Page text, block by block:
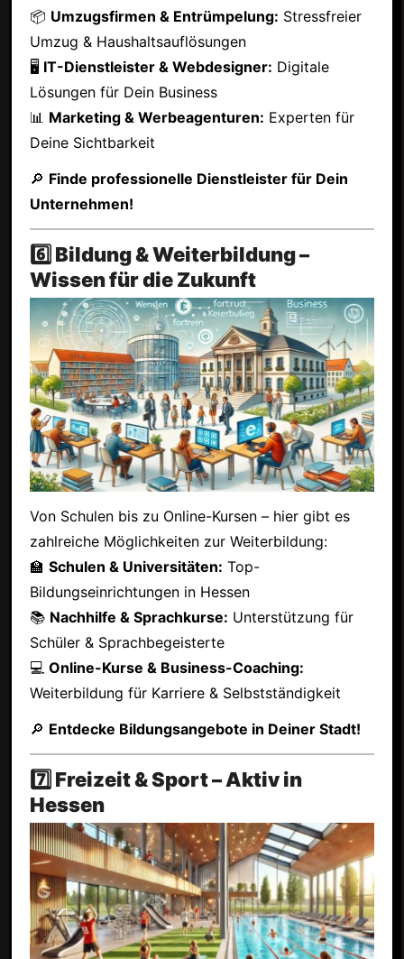
📦 Umzugsfirmen & Entrümpelung: Stressfreier
Umzug & Haushaltsauflösungen
🖥 IT-Dienstleister & Webdesigner: Digitale
Lösungen für Dein Business
📊 Marketing & Werbeagenturen: Experten für
Deine Sichtbarkeit
🔎 Finde professionelle Dienstleister für Dein
Unternehmen!
6️⃣ Bildung & Weiterbildung –
Wissen für die Zukunft
Von Schulen bis zu Online-Kursen – hier gibt es
zahlreiche Möglichkeiten zur Weiterbildung:
🏫 Schulen & Universitäten: Top-
Bildungseinrichtungen in Hessen
📚 Nachhilfe & Sprachkurse: Unterstützung für
Schüler & Sprachbegeisterte
💻 Online-Kurse & Business-Coaching:
Weiterbildung für Karriere & Selbstständigkeit
🔎 Entdecke Bildungsangebote in Deiner Stadt!
7️⃣ Freizeit & Sport – Aktiv in
Hessen